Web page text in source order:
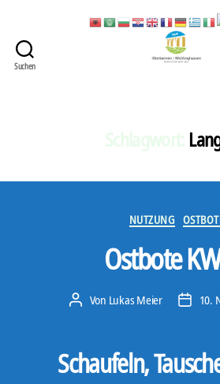
Suchen
Stadt
NUTZUNG
Ostbote
Beitragsautor
Von Lukas Meier 10.
Schaufeln,